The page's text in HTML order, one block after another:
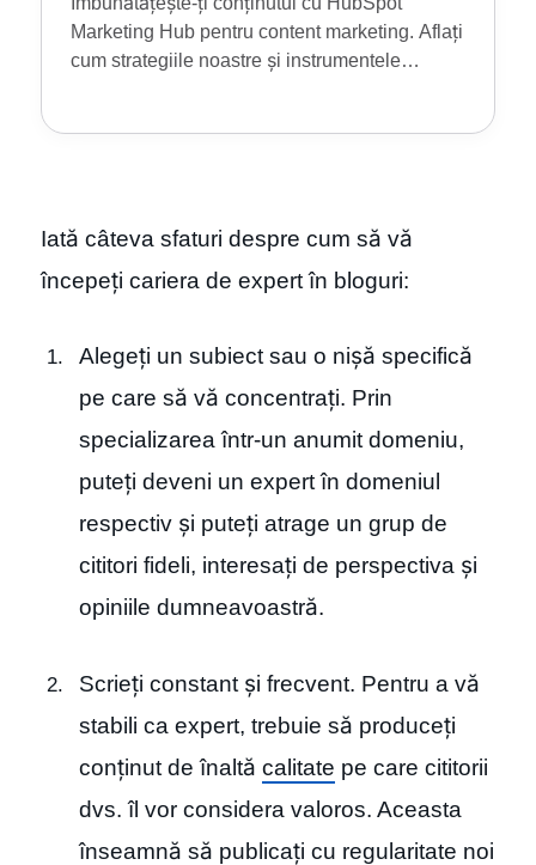
Marketing Hub pentru content marketing. Aflați
cum strategiile noastre și instrumentele
Iată câteva sfaturi despre cum să vă
începeți cariera de expert în bloguri:
Alegeți un subiect sau o nișă specifică
pe care să vă concentrați. Prin
specializarea într-un anumit domeniu,
puteți deveni un expert în domeniul
respectiv și puteți atrage un grup de
cititori fideli, interesați de perspectiva și
opiniile dumneavoastră.
Scrieți constant și frecvent. Pentru a vă
stabili ca expert, trebuie să produceți
conținut de înaltă calitate pe care cititorii
dvs. îl vor considera valoros. Aceasta
înseamnă să publicați cu regularitate noi